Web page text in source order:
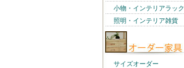
小物・インテリアラック
照明・インテリア雑貨
サイズオーダー